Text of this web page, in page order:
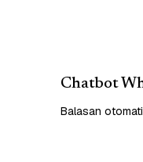
Chatbot
Balasan